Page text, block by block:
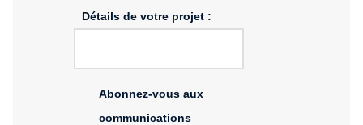
Détails de votre projet :
Abonnez-vous aux
communications